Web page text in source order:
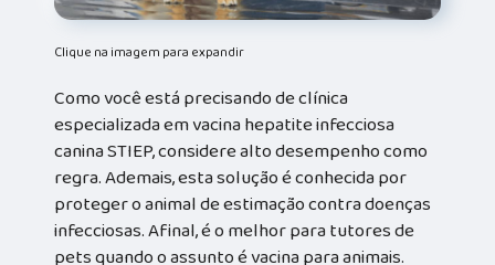
Clique na imagem para expandir
Como você está precisando de clínica
especializada em vacina hepatite infecciosa
canina STIEP, considere alto desempenho como
regra. Ademais, esta solução é conhecida por
proteger o animal de estimação contra doenças
infecciosas. Afinal, é o melhor para tutores de
pets quando o assunto é vacina para animais.